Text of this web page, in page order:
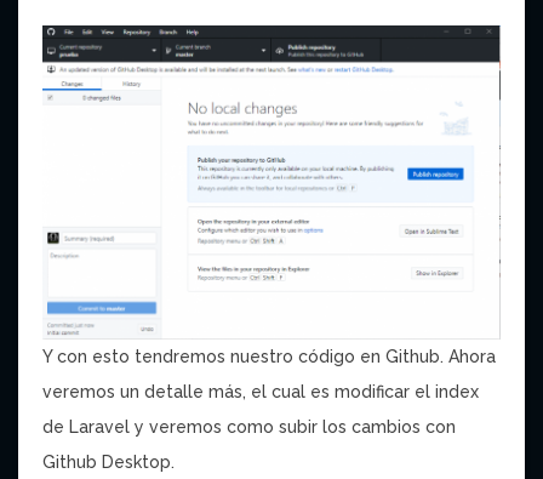
Y con esto tendremos nuestro código en Github. Ahora
veremos un detalle más, el cual es modificar el index
de Laravel y veremos como subir los cambios con
Github Desktop.